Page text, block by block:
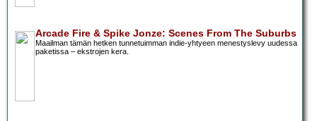
Arcade Fire & Spike Jonze: Scenes From The Suburbs
Maailman tämän hetken tunnetuimman indie-yhtyeen menestyslevy uudessa
paketissa – ekstrojen kera.